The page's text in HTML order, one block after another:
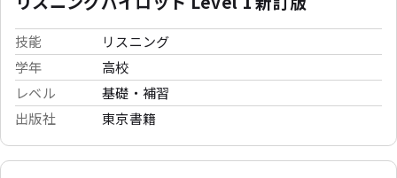
技能
リスニング
学年
高校
レベル
基礎・補習
出版社
東京書籍